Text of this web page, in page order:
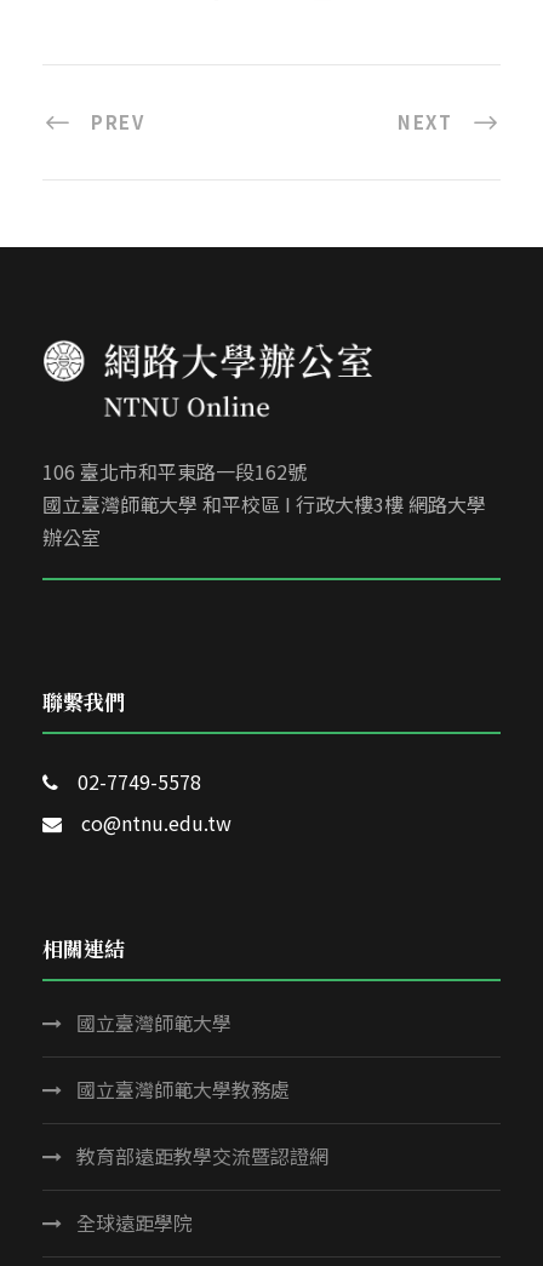
PREV NEXT
106 臺北市和平東路一段162號
國立臺灣師範大學 和平校區 I 行政大樓3樓 網路大學
辦公室
聯繫我們
02-7749-5578
co@ntnu.edu.tw
相關連結
國立臺灣師範大學
國立臺灣師範大學教務處
教育部遠距教學交流暨認證網
全球遠距學院